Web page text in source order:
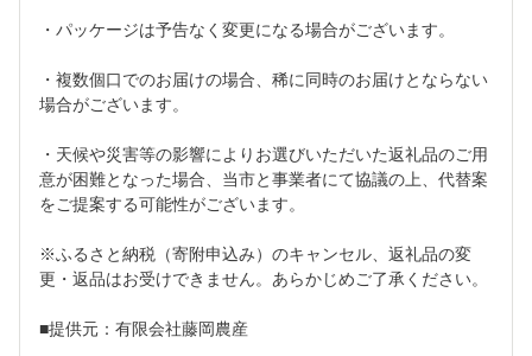
・パッケージは予告なく変更になる場合がございます。
・複数個口でのお届けの場合、稀に同時のお届けとならない
場合がございます。
・天候や災害等の影響によりお選びいただいた返礼品のご用
意が困難となった場合、当市と事業者にて協議の上、代替案
をご提案する可能性がございます。
※ふるさと納税（寄附申込み）のキャンセル、返礼品の変
更・返品はお受けできません。あらかじめご了承ください。
■提供元：有限会社藤岡農産